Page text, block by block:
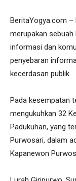
BeritaYogya.com
merupakan
informasi dan
penyebaran
kecerdasan publik.
Pada kesempatan
mengukuhkan 32
Padukuhan, yang
Purwosari, dalam
Kapanewon